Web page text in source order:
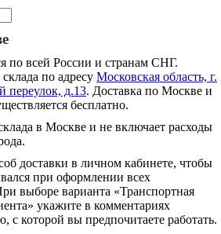
по всей России и странам СНГ.
по адресу Московская область, г.
д.13. Доставка по Москве и
бесплатно.
в Москве и не включает расходы
доставки в личном кабинете, чтобы
при оформлении всех
выборе варианта «Транспортная
укажите в комментариях
с которой вы предпочитаете работать.